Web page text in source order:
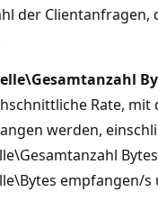
der
Rate,
werden,
empfangen/